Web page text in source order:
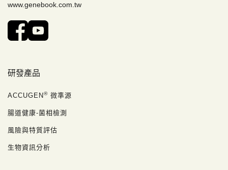
www.genebook.com.tw
研發產品
ACCUGEN® 微準源
腸道健康-菌相檢測
風險與特質評估
生物資訊分析